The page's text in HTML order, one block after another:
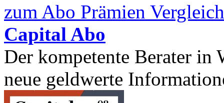
zum Abo Prämien
Capital Abo
Der kompetente Berater in
neue geldwerte